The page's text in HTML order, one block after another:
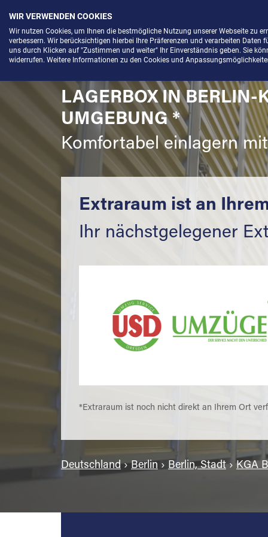
Menü
LAGERBOX IN BERLIN-
UMGEBUNG *
Komfortabel einlagern
Extraraum ist an
Ihr nächstgelegener
*Extraraum ist noch nicht direkt an Ihrem Ort
Deutschland›Berlin › Berlin, Stadt›KGA
WIR VERWENDEN COOKIES
Wir nutzen Cookies, um Ihnen die bestmögliche Nutzung unserer Webseite zu
verbessern. Wir berücksichtigen hierbei Ihre Präferenzen und verarbeiten
uns durch Klicken auf "Zustimmen und weiter" Ihr Einverständnis geben. Sie
widerrufen. Weitere Informationen zu den Cookies und